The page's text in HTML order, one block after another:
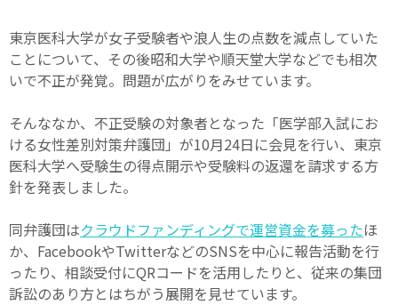
東京医科大学が女子受験者や浪人生の点数を減点していた
ことについて、その後昭和大学や順天堂大学などでも相次
いで不正が発覚。問題が広がりをみせています。
そんななか、不正受験の対象者となった「医学部入試にお
ける女性差別対策弁護団」が10月24日に会見を行い、東京
医科大学へ受験生の得点開示や受験料の返還を請求する方
針を発表しました。
同弁護団はクラウドファンディングで運営資金を募ったほ
か、FacebookやTwitterなどのSNSを中心に報告活動を行
ったり、相談受付にQRコードを活用したりと、従来の集団
訴訟のあり方とはちがう展開を見せています。